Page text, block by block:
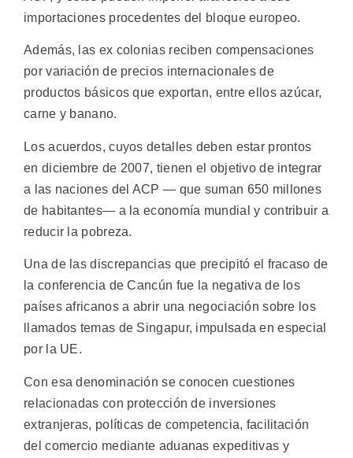
importaciones procedentes del bloque europeo.
Además, las ex colonias reciben compensaciones
por variación de precios internacionales de
productos básicos que exportan, entre ellos azúcar,
carne y banano.
Los acuerdos, cuyos detalles deben estar prontos
en diciembre de 2007, tienen el objetivo de integrar
a las naciones del ACP — que suman 650 millones
de habitantes— a la economía mundial y contribuir a
reducir la pobreza.
Una de las discrepancias que precipitó el fracaso de
la conferencia de Cancún fue la negativa de los
países africanos a abrir una negociación sobre los
llamados temas de Singapur, impulsada en especial
por la UE.
Con esa denominación se conocen cuestiones
relacionadas con protección de inversiones
extranjeras, políticas de competencia, facilitación
del comercio mediante aduanas expeditivas y